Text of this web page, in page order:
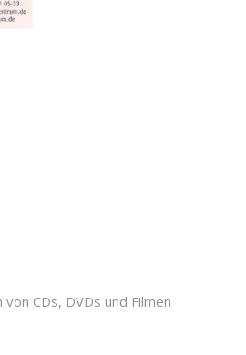
CDs, DVDs und Filmen